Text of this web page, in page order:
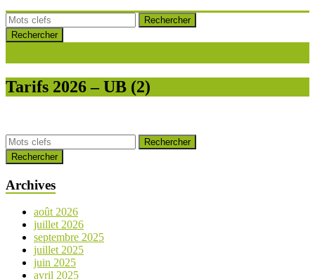
Rechercher
Tarifs 2026 – UB (2)
Rechercher
Archives
août 2026
juillet 2026
septembre 2025
juillet 2025
juin 2025
avril 2025